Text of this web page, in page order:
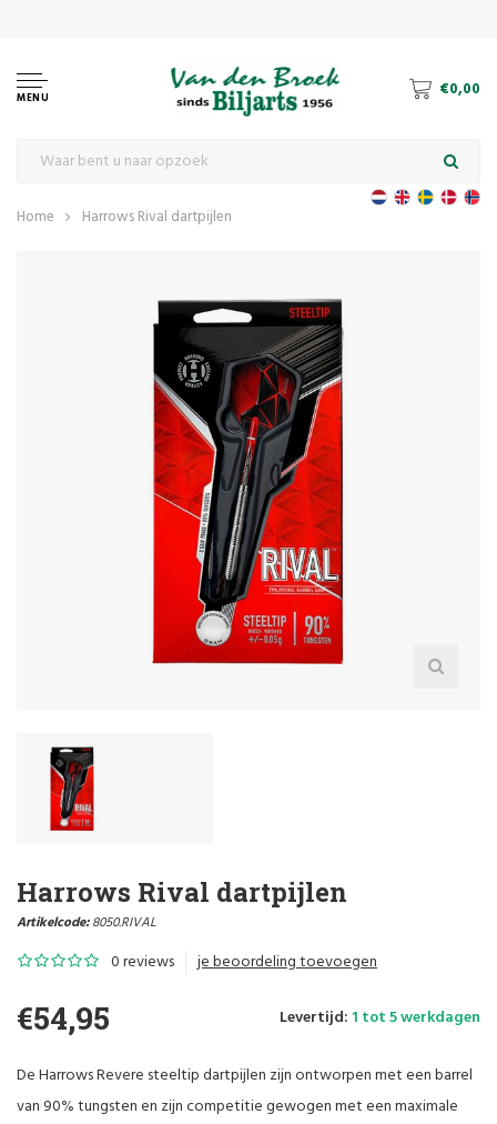
MENU €0,00
Home Harrows Rival dartpijlen
Harrows Rival dartpijlen
Artikelcode:8050.RIVAL
0 reviews je beoordeling toevoegen
€54,95 Levertijd: 1 tot 5 werkdagen
De Harrows Revere steeltip dartpijlen zijn ontworpen met een barrel
van 90% tungsten en zijn competitie gewogen met een maximale